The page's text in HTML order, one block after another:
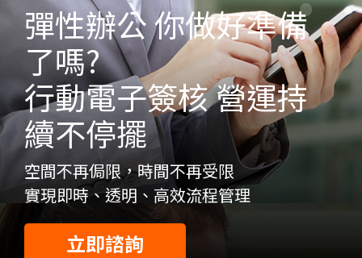
彈性辦公 你做好準備
了嗎?
行動電子簽核 營運持
續不停擺
空間不再侷限，時間不再受限
實現即時、透明、高效流程管理
立即諮詢